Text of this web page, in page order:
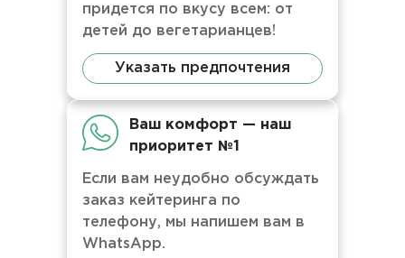
придется по вкусу всем: от
детей до вегетарианцев!
Указать предпочтения
Ваш комфорт — наш
приоритет №1
Если вам неудобно обсуждать
заказ кейтеринга по
телефону, мы напишем вам в
WhatsApp.